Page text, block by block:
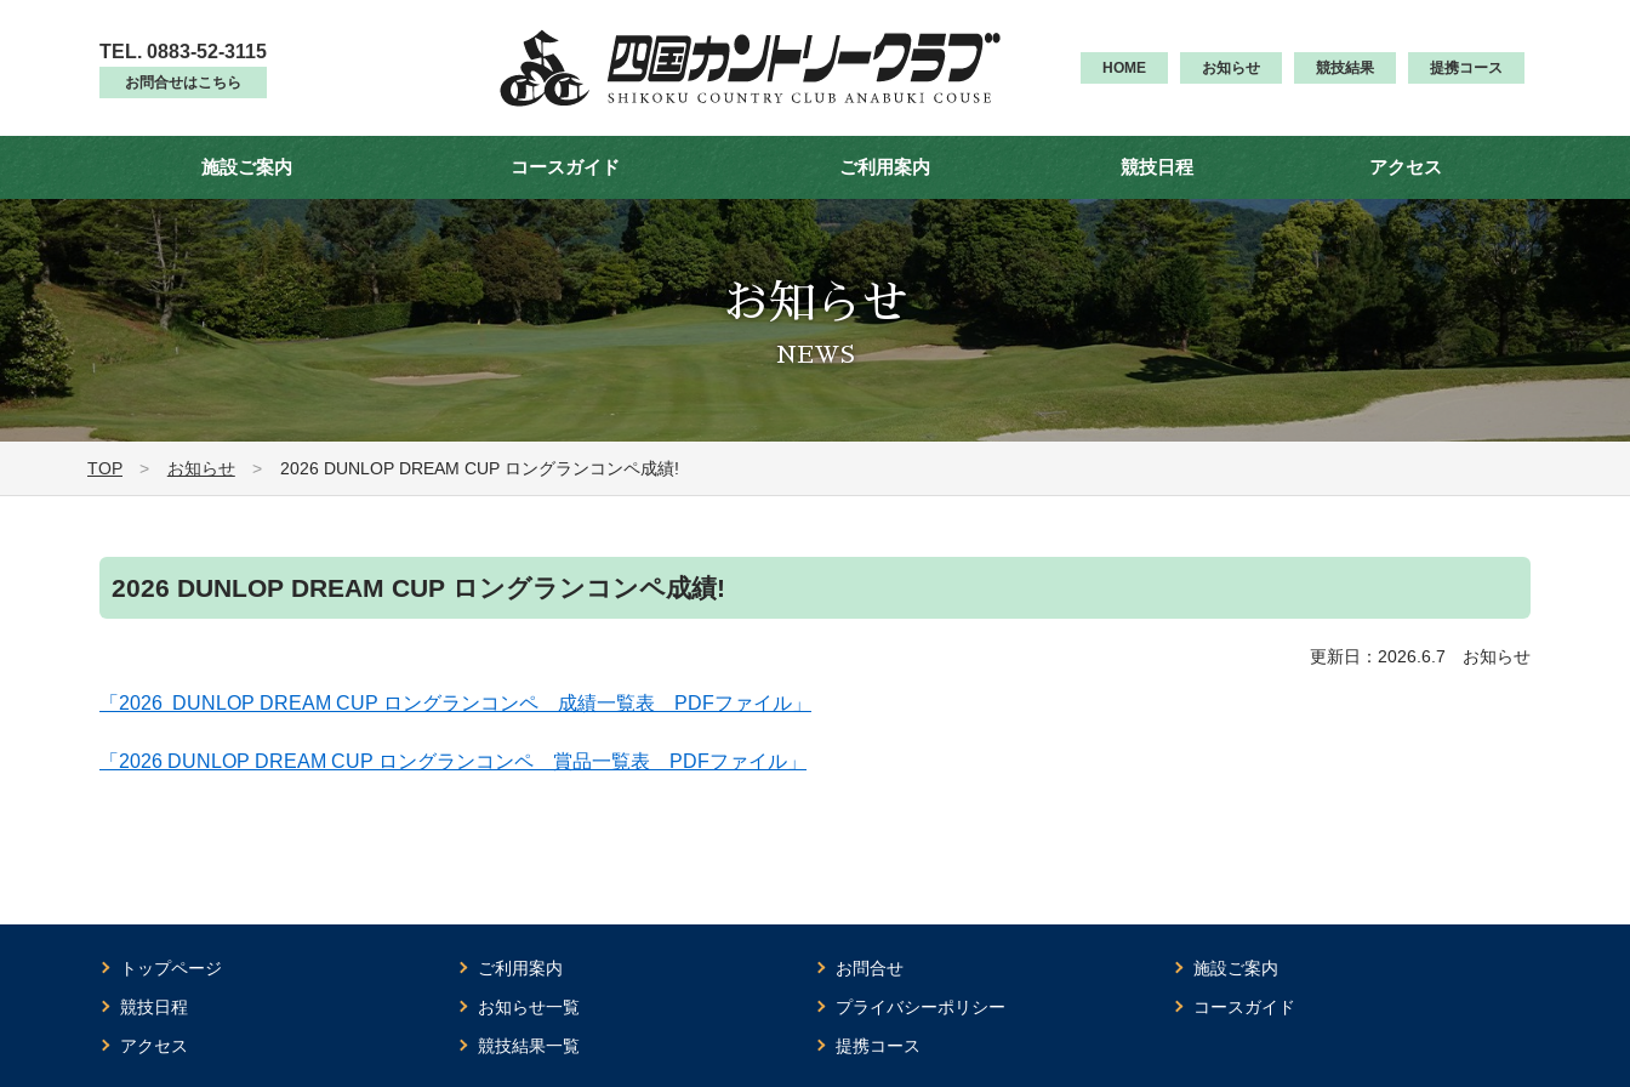
TEL. 0883-52-3115
お問合せはこちら
HOME お知らせ 競技結果 提携コース
施設ご案内 コースガイド ご利用案内 競技日程 アクセス
お知らせ
NEWS
TOP お知らせ 2026 DUNLOP DREAM CUP ロングランコンペ成績!
2026 DUNLOP DREAM CUP ロングランコンペ成績!
更新日：2026.6.7 お知らせ
「2026 DUNLOP DREAM CUP ロングランコンペ 成績一覧表 PDFファイル」
「2026 DUNLOP DREAM CUP ロングランコンペ 賞品一覧表 PDFファイル」
トップページ ご利用案内 お問合せ 施設ご案内
競技日程 お知らせ一覧 プライバシーポリシー コースガイド
アクセス 競技結果一覧 提携コース